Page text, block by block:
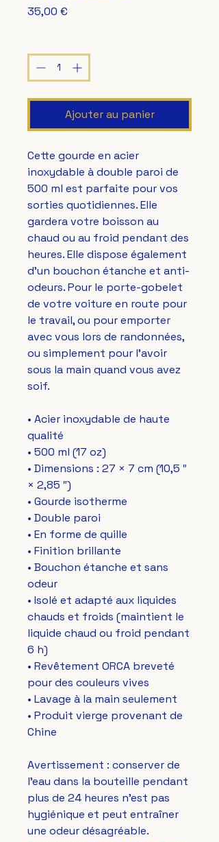
35,00 €
Ajouter au panier
Cette gourde en acier
inoxydable à double paroi de
500 ml est parfaite pour vos
sorties quotidiennes. Elle
gardera votre boisson au
chaud ou au froid pendant des
heures. Elle dispose également
d'un bouchon étanche et anti-
odeurs. Pour le porte-gobelet
de votre voiture en route pour
le travail, ou pour emporter
avec vous lors de randonnées,
ou simplement pour l'avoir
sous la main quand vous avez
soif.
• Acier inoxydable de haute
qualité
• 500 ml (17 oz)
• Dimensions : 27 × 7 cm (10,5 ″
× 2,85 ″)
• Gourde isotherme
• Double paroi
• En forme de quille
• Finition brillante
• Bouchon étanche et sans
odeur
• Isolé et adapté aux liquides
chauds et froids (maintient le
liquide chaud ou froid pendant
6 h)
• Revêtement ORCA breveté
pour des couleurs vives
• Lavage à la main seulement
• Produit vierge provenant de
Chine
Avertissement : conserver de
l'eau dans la bouteille pendant
plus de 24 heures n'est pas
hygiénique et peut entraîner
une odeur désagréable.